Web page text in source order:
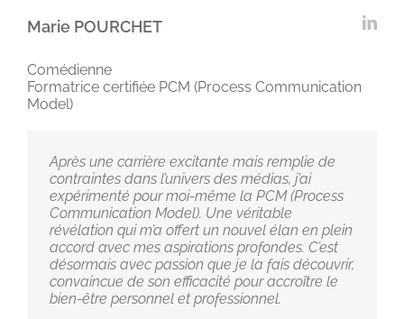
Marie POURCHET
Comédienne
Formatrice certifiée PCM (Process Communication
Model)
Après une carrière excitante mais remplie de
contraintes dans l’univers des médias, j’ai
expérimenté pour moi-même la PCM (Process
Communication Model). Une véritable
révélation qui m’a offert un nouvel élan en plein
accord avec mes aspirations profondes. C’est
désormais avec passion que je la fais découvrir,
convaincue de son efficacité pour accroître le
bien-être personnel et professionnel.